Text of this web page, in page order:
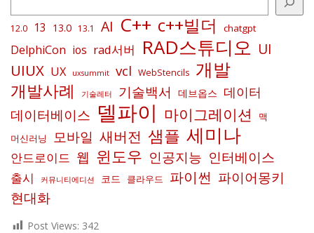
12.0 13 13.0 13.1 AI C++ c++빌더 chatgpt
DelphiCon ios rad서버 RAD스튜디오 UI
UIUX UX uxsummit vcl WebStencils 개발
개발사례 기술레터 기술백서 데브옵스 데이터
데이터베이스 델파이 마이그레이션
맥
머신러닝
모바일 새버전 샘플 세미나
안드로이드 웹 윈도우 인공지능 인터베이스
출시 커뮤니티에디션 코드 클라우드 파이썬 파이어몽키
현대화
Post Views: 342